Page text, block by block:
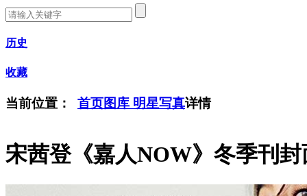
历史
收藏
当前位置： 首页图库 明星写真详情
宋茜登《嘉人NOW》冬季刊